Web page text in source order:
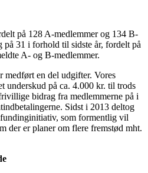
på 128 A-medlemmer og 134 B-
på 31 i forhold til sidste år, fordelt på
A- og B-medlemmer.
medført en del udgifter. Vores
underskud på ca. 4.000 kr. til trods
bidrag fra medlemmerne på i
Sidst i 2013 deltog
som formentlig vil
der er planer om flere fremstød mht.